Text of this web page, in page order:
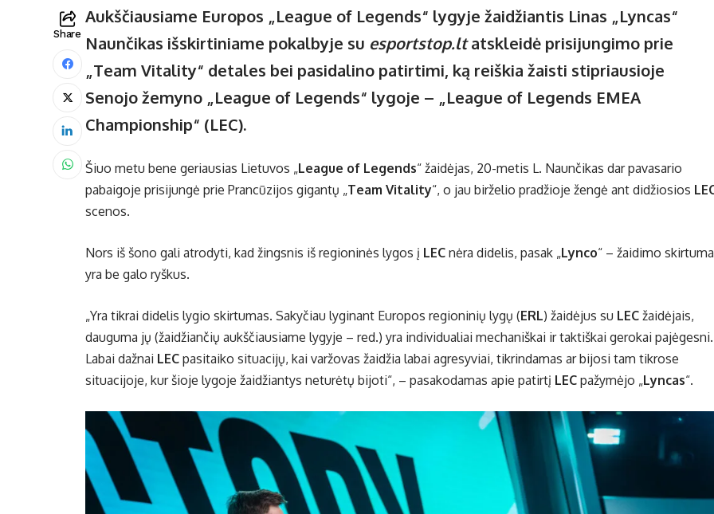
Share
Aukščiausiame Europos „League of Legends“ lygyje žaidžiantis Linas „Lyncas“
Naunčikas išskirtiniame pokalbyje su esportstop.ltatskleidė prisijungimo prie
„Team Vitality“ detales bei pasidalino patirtimi, ką reiškia žaisti stipriausioje
Senojo žemyno „League of Legends“ lygoje – „League of Legends EMEA
Championship“ (LEC).
Šiuo metu bene geriausias Lietuvos „League of Legends“ žaidėjas, 20-metis L. Naunčikas dar pavasario
pabaigoje prisijungė prie Prancūzijos gigantų „Team Vitality“, o jau birželio pradžioje žengė ant didžiosios
scenos.
Nors iš šono gali atrodyti, kad žingsnis iš regioninės lygos į LEC nėra didelis, pasak „Lynco“ – žaidimo
yra be galo ryškus.
„Yra tikrai didelis lygio skirtumas. Sakyčiau lyginant Europos regioninių lygų (ERL) žaidėjus su LEC žaidėjais,
dauguma jų (žaidžiančių aukščiausiame lygyje – red.) yra individualiai mechaniškai ir taktiškai gerokai pajėgesni.
Labai dažnai LEC pasitaiko situacijų, kai varžovas žaidžia labai agresyviai, tikrindamas ar bijosi tam tikrose
situacijoje, kur šioje lygoje žaidžiantys neturėtų bijoti“, – pasakodamas apie patirtį LEC pažymėjo „Lyncas“.